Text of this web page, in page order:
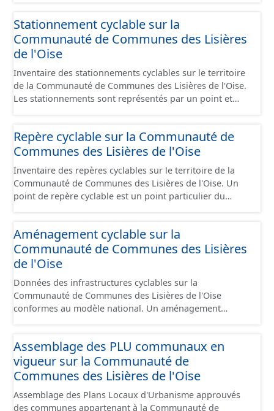
d'utilité publique sont une mission régalienne de l'État
qui doit les porter à la connaissance des collectivités
territoriales afin que celles-ci les annexent à leur
document d'urbanisme. Les servitudes d'utilité publique
concernées sont celles définies par les articles L. 126-1
et R. 126-1 du code de l'urbanisme et leurs annexes.
Stationnement cyclable sur la
Communauté de Communes des Lisières
de l'Oise
Inventaire des stationnements cyclables sur le territoire
de la Communauté de Communes des Lisières de l'Oise.
Les stationnements sont représentés par un point et
lot de données correspond au schéma de données pour
le stationnement cyclables disponible sur
uniquement les données avec un statut "en service", "en
travaux" ou "provisoire".
Repère cyclable sur la Communauté de
Communes des Lisières de l'Oise
Inventaire des repères cyclables sur le territoire de la
Communauté de Communes des Lisières de l'Oise. Un
point de repère cyclable est un point particulier du
un point de repère peut être un nœud du graphe (une
extrémité de segments cyclables) ou un point de
branchement situé sur un segment cyclable indiquant
de données comprend uniquement les données avec un
statut "en service", "en travaux" ou "provisoire".
Aménagement cyclable sur la
Communauté de Communes des Lisières
de l'Oise
Données des infrastructures cyclables sur la
Communauté de Communes des Lisières de l'Oise
conformes au modèle national. Un aménagement
forme d'une chaussée dédiée ou partager une chaussée
existante avec d'autres usages. Les chaussées sans
dispositif de voiries adaptées mais qui peuvent par
recensées dans ce jeu de données (ex : chemin forestier
Assemblage des PLU communaux en
vigueur sur la Communauté de
Communes des Lisières de l'Oise
Assemblage des Plans Locaux d'Urbanisme approuvés
des communes appartenant à la Communauté de